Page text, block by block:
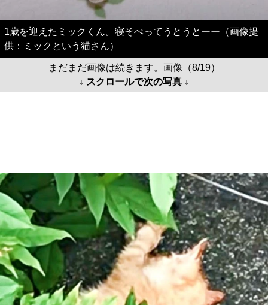
1歳を迎えたミックくん。寝そべってうとうとーー（画像提
供：ミックという猫さん）
まだまだ画像は続きます。画像（8/19）
↓ スクロールで次の写真 ↓